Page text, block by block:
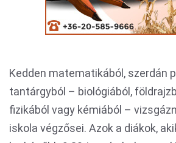
Kedden matematikából, szerdán
tantárgyból – biológiából,
fizikából vagy kémiából –
iskola végzősei. Azok a diákok,